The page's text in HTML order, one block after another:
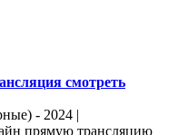
смотреть
- 2024 |
прямую трансляцию